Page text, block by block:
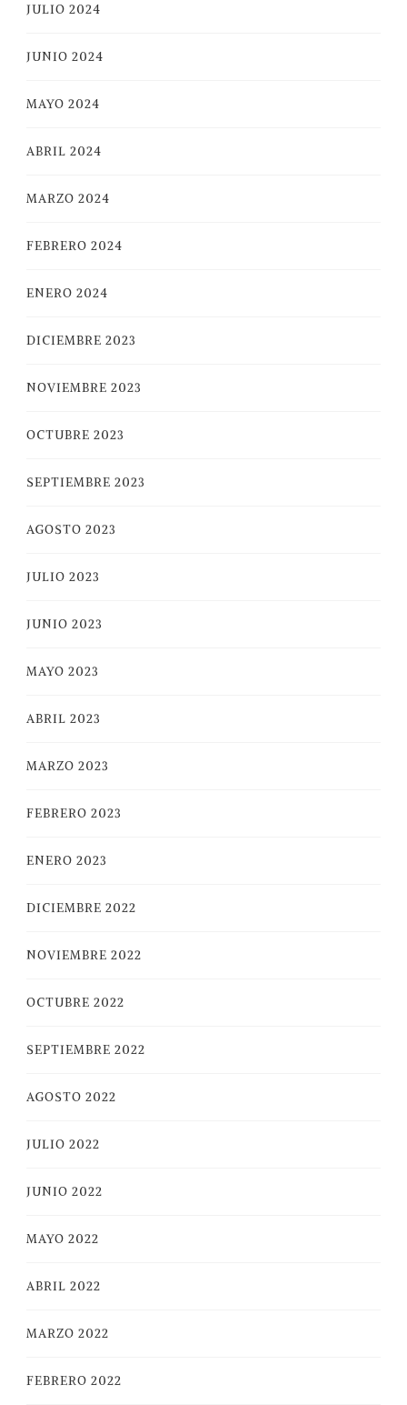
JULIO 2024
JUNIO 2024
MAYO 2024
ABRIL 2024
MARZO 2024
FEBRERO 2024
ENERO 2024
DICIEMBRE 2023
NOVIEMBRE 2023
OCTUBRE 2023
SEPTIEMBRE 2023
AGOSTO 2023
JULIO 2023
JUNIO 2023
MAYO 2023
ABRIL 2023
MARZO 2023
FEBRERO 2023
ENERO 2023
DICIEMBRE 2022
NOVIEMBRE 2022
OCTUBRE 2022
SEPTIEMBRE 2022
AGOSTO 2022
JULIO 2022
JUNIO 2022
MAYO 2022
ABRIL 2022
MARZO 2022
FEBRERO 2022